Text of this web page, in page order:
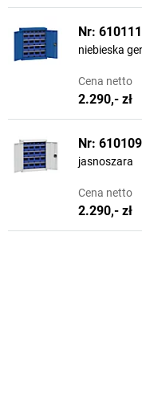
Nr:
niebieska
Cena netto
2.290,- zł
Nr:
jasnoszara
Cena netto
2.290,- zł